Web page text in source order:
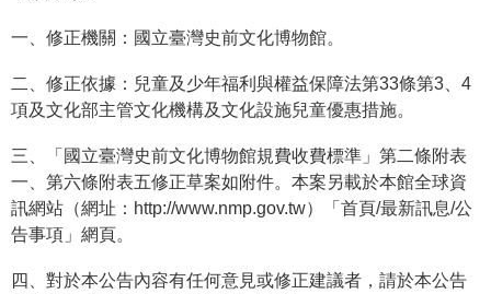
覽
學
習
索
認
識
們
一、修正機關：國立臺灣史前文化博物館。
二、修正依據：兒童及少年福利與權益保障法第33條第3、4
項及文化部主管文化機構及文化設施兒童優惠措施。
三、「國立臺灣史前文化博物館規費收費標準」第二條附表
一、第六條附表五修正草案如附件。本案另載於本館全球資
訊網站（網址：http://www.nmp.gov.tw）「首頁/最新訊息/公
告事項」網頁。
四、對於本公告內容有任何意見或修正建議者，請於本公告